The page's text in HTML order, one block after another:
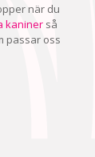
när du
kaninerså
passar oss